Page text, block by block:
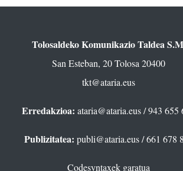
Tolosaldeko Komunikazio Taldea
San Esteban, 20 Tolosa 20400
tkt@ataria.eus
Erredakzioa: ataria@ataria.eus/ 943 655
Publizitatea: publi@ataria.eus/ 661 678
Codesyntaxek garatua